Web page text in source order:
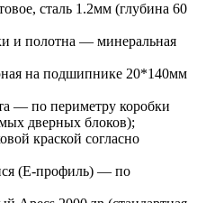
сталь 1.2мм (глубина 60
и полотна — минеральная
на подшипнике 20*140мм
— по периметру коробки
дверных блоков);
краской согласно
(E-профиль) — по